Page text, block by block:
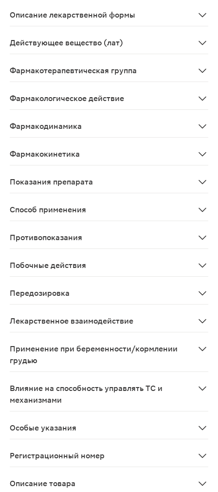
Описание лекарственной формы
Действующее вещество (лат)
Фармакотерапевтическая группа
Фармакологическое действие
Фармакодинамика
Фармакокинетика
Показания препарата
Способ применения
Противопоказания
Побочные действия
Передозировка
Лекарственное взаимодействие
Применение при беременности/кормлении
грудью
Влияние на способность управлять ТС и
механизмами
Особые указания
Регистрационный номер
Описание товара